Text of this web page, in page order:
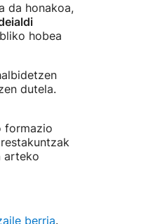
da honakoa,
hobea
dutela.
formazio
arteko
berria.